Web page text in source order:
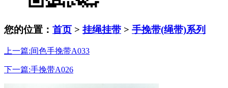
您的位置： 首页 > 挂绳挂带 > 手挽带(绳带)系列
上一篇:间色手挽带A033
下一篇:手挽带A026